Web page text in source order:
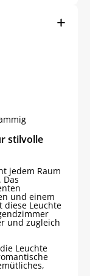
stilvolle
jedem Raum
und einem
diese Leuchte
und zugleich
Leuchte